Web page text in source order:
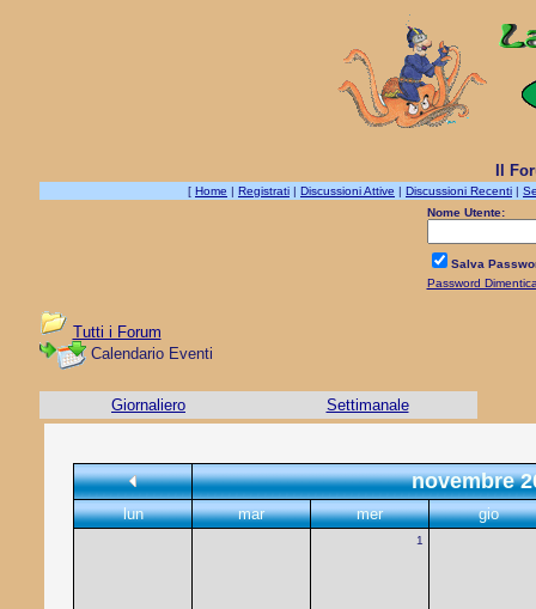
Il
[ Home | Registrati | Discussioni Attive | Discussioni Recenti |
Nome Utente:
Salva
Password
Tutti i Forum
Calendario Eventi
Giornaliero Settimanale
novembre
lun mar mer gio
1